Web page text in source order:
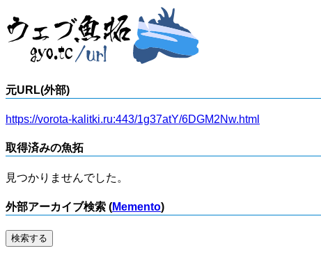
元URL(外部)
https://vorota-kalitki.ru:443/1g37atY/6DGM2Nw.html
取得済みの魚拓
見つかりませんでした。
外部アーカイブ検索 (Memento)
検索する